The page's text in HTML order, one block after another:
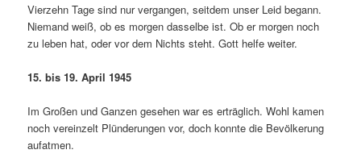
Vierzehn Tage sind nur vergangen, seitde­m unser Leid begann.
Niemand weiß, ob es morgen dasselbe ist. Ob er morgen noch
zu leben hat, oder vor dem Nichts steht. Gott helfe weiter.
15. bis 19. April 1945
Im Großen und Ganzen gesehen war es erträglich. Wohl kamen
noch vereinzelt Plünderungen vor, doch konnte die Bevölkerung
aufatmen.